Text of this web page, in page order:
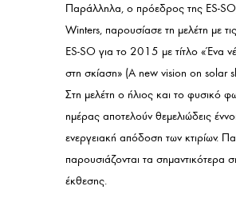
Παράλληλα, o πρόεδρος της ES-
Winters, παρουσίασε τη μελέτη με
ES-SO για το 2015 με τίτλο «Ένα
στη σκίαση» (A new vision on solar
Στη μελέτη ο ήλιος και το φυσικό
ημέρας αποτελούν θεμελιώδεις
ενεργειακή απόδοση των κτιρίων.
παρουσιάζονται τα σημαντικότερα
έκθεσης.